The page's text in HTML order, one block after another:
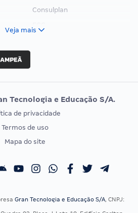
Consulplan
Vunesp
EXAME DE ORDEM
Calendário OAB
Veja mais
Tecnologia e Educação S/A.
de privacidade
Termos de uso
Mapa do site
Gran Tecnologia e Educação S/A, CNPJ: